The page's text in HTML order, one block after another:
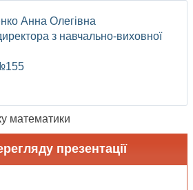
Анна Олегівна
з навчально-виховної
математики
презентації